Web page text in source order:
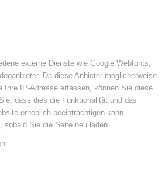
externe Dienste wie Google Webfonts,
Da diese Anbieter möglicherweise
Ihre IP-Adresse erfassen, können Sie diese
dass dies die Funktionalität und das
erheblich beeinträchtigen kann.
sobald Sie die Seite neu laden.